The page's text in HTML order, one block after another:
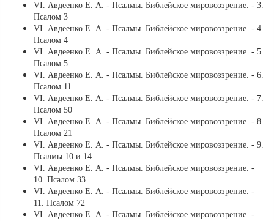
VI. Авдеенко Е. А. - Псалмы. Библейское мировоззрение. - 3.
Псалом 3
VI. Авдеенко Е. А. - Псалмы. Библейское мировоззрение. - 4.
Псалом 4
VI. Авдеенко Е. А. - Псалмы. Библейское мировоззрение. - 5.
Псалом 5
VI. Авдеенко Е. А. - Псалмы. Библейское мировоззрение. - 6.
Псалом 11
VI. Авдеенко Е. А. - Псалмы. Библейское мировоззрение. - 7.
Псалом 50
VI. Авдеенко Е. А. - Псалмы. Библейское мировоззрение. - 8.
Псалом 21
VI. Авдеенко Е. А. - Псалмы. Библейское мировоззрение. - 9.
Псалмы 10 и 14
VI. Авдеенко Е. А. - Псалмы. Библейское мировоззрение. -
10. Псалом 33
VI. Авдеенко Е. А. - Псалмы. Библейское мировоззрение. -
11. Псалом 72
VI. Авдеенко Е. А. - Псалмы. Библейское мировоззрение. -